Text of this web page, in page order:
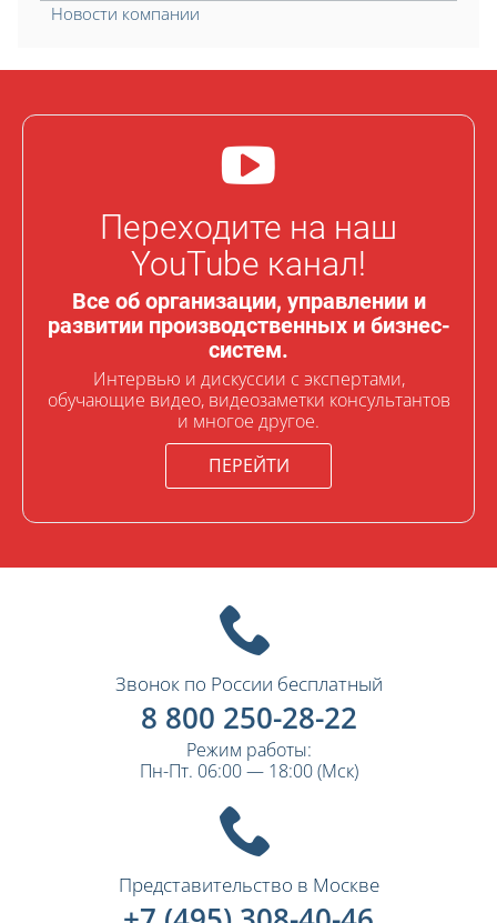
Новости компании
Переходите на наш
YouTube канал!
Все об организации, управлении и
развитии производственных и бизнес-
систем.
Интервью и дискуссии с экспертами,
обучающие видео, видеозаметки консультантов
и многое другое.
ПЕРЕЙТИ
Звонок по России бесплатный
8 800 250-28-22
Режим работы:
Пн-Пт. 06:00 — 18:00 (Мск)
Представительство в Москве